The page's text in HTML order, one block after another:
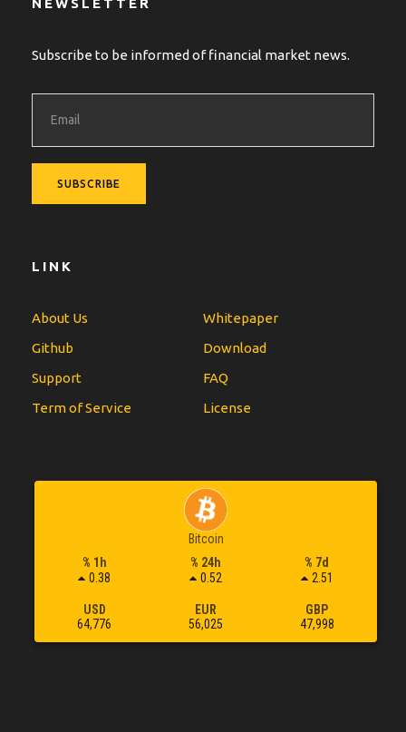
NEWSLETTER
Subscribe to be informed of financial market news.
LINK
About Us
Whitepaper
Github
Download
Support
FAQ
Term of Service
License
Bitcoin
% 1h
0.38
% 24h
0.52
% 7d
2.51
USD
64,776
EUR
56,025
GBP
47,998